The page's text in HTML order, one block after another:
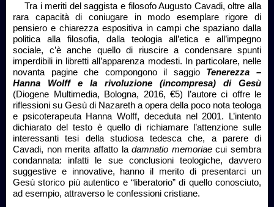
Tra i meriti del saggista e filosofo Augusto Cavadi, oltre alla
rara capacità di coniugare in modo esemplare rigore di
pensiero e chiarezza espositiva in campi che spaziano dalla
politica alla filosofia, dalla teologia all’etica e all’impegno
sociale, c’è anche quello di riuscire a condensare spunti
imperdibili in libretti all’apparenza modesti. In particolare, nelle
novanta pagine che compongono il saggio
Tenerezza –
Hanna Wolff e la rivoluzione (incompresa) di Gesù
(Diogene Multimedia, Bologna, 2016, €5) l’autore ci offre le
riflessioni su Gesù di Nazareth a opera della poco nota teologa
e psicoterapeuta Hanna Wolff, deceduta nel 2001. L’intento
dichiarato del testo è quello di richiamare l’attenzione sulle
interessanti tesi della studiosa tedesca che, a parere di
Cavadi, non merita affatto ladamnatio memoriaecui sembra
condannata: infatti le sue conclusioni teologiche, davvero
suggestive e innovative, hanno il merito di presentarci un
Gesù storico più autentico e “liberatorio” di quello conosciuto,
ad esempio, attraverso le confessioni cristiane.